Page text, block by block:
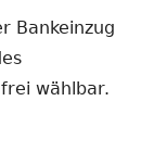
Bankeinzug
wählbar.